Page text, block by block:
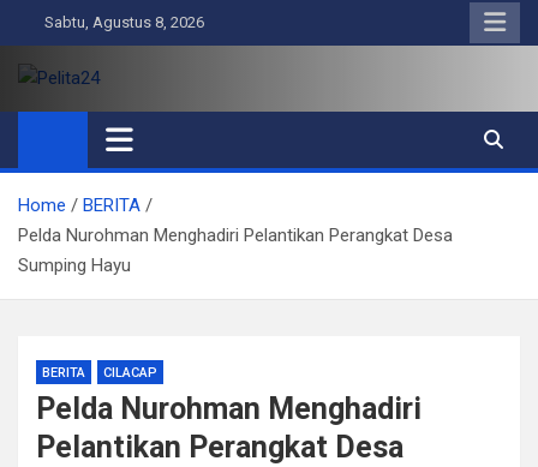
to
content
Sabtu, Agustus 8, 2026
Pelita24
Aktual, Mendalam dan Terpercaya
Home
BERITA
Pelda Nurohman Menghadiri Pelantikan Perangkat Desa
Sumping Hayu
BERITA CILACAP
Pelda Nurohman Menghadiri
Pelantikan Perangkat Desa